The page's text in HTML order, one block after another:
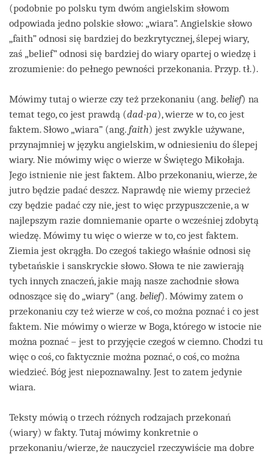
(podobnie po polsku tym dwóm angielskim słowom
odpowiada jedno polskie słowo: „wiara”. Angielskie słowo
„faith” odnosi się bardziej do bezkrytycznej, ślepej wiary,
zaś „belief” odnosi się bardziej do wiary opartej o wiedzę i
zrozumienie: do pełnego pewności przekonania. Przyp. tł.).
Mówimy tutaj o wierze czy też przekonaniu (ang. belief) na
temat tego, co jest prawdą (dad-pa), wierze w to, co jest
faktem. Słowo „wiara” (ang. faith) jest zwykle używane,
przynajmniej w języku angielskim, w odniesieniu do ślepej
wiary. Nie mówimy więc o wierze w Świętego Mikołaja.
Jego istnienie nie jest faktem. Albo przekonaniu, wierze, że
jutro będzie padać deszcz. Naprawdę nie wiemy przecież
czy będzie padać czy nie, jest to więc przypuszczenie, a w
najlepszym razie domniemanie oparte o wcześniej zdobytą
wiedzę. Mówimy tu więc o wierze w to, co jest faktem.
Ziemia jest okrągła. Do czegoś takiego właśnie odnosi się
tybetańskie i sanskryckie słowo. Słowa te nie zawierają
tych innych znaczeń, jakie mają nasze zachodnie słowa
odnoszące się do „wiary” (ang. belief). Mówimy zatem o
przekonaniu czy też wierze w coś, co można poznać i co jest
faktem. Nie mówimy o wierze w Boga, którego w istocie nie
można poznać – jest to przyjęcie czegoś w ciemno. Chodzi tu
więc o coś, co faktycznie można poznać, o coś, co można
wiedzieć. Bóg jest niepoznawalny. Jest to zatem jedynie
wiara.
Teksty mówią o trzech różnych rodzajach przekonań
(wiary) w fakty. Tutaj mówimy konkretnie o
przekonaniu/wierze, że nauczyciel rzeczywiście ma dobre